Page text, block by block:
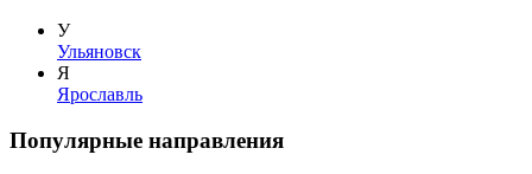
У
Ульяновск
Я
Ярославль
Популярные направления